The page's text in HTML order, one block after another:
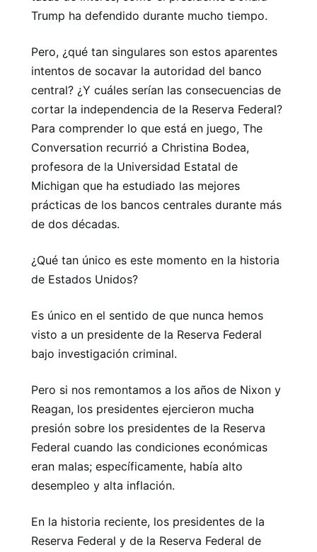
Trump ha defendido durante mucho tiempo.
Pero, ¿qué tan singulares son estos aparentes
intentos de socavar la autoridad del banco
central? ¿Y cuáles serían las consecuencias de
cortar la independencia de la Reserva Federal?
Para comprender lo que está en juego, The
Conversation recurrió a Christina Bodea,
profesora de la Universidad Estatal de
Michigan que ha estudiado las mejores
prácticas de los bancos centrales durante más
de dos décadas.
¿Qué tan único es este momento en la historia
de Estados Unidos?
Es único en el sentido de que nunca hemos
visto a un presidente de la Reserva Federal
bajo investigación criminal.
Pero si nos remontamos a los años de Nixon y
Reagan, los presidentes ejercieron mucha
presión sobre los presidentes de la Reserva
Federal cuando las condiciones económicas
eran malas; específicamente, había alto
desempleo y alta inflación.
En la historia reciente, los presidentes de la
Reserva Federal y de la Reserva Federal de